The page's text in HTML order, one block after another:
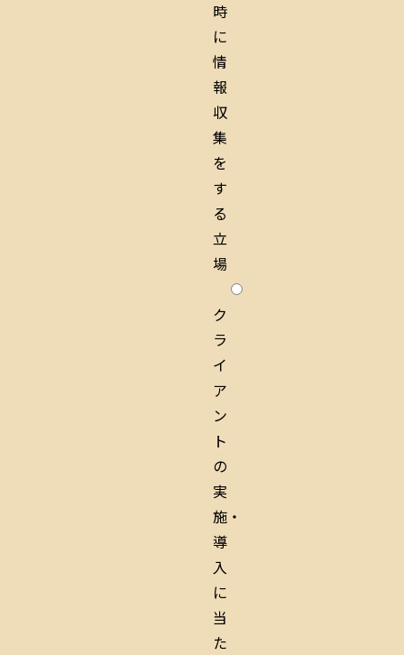
時
に
情
報
収
集
を
す
る
立
場
ク
ラ
イ
ア
ン
ト
の
実
施・
導
入
に
当
た